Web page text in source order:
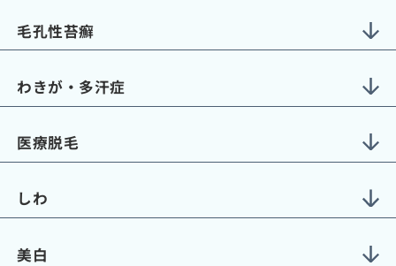
毛孔性苔癬
わきが・多汗症
医療脱毛
しわ
美白